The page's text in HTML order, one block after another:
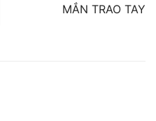
MẮN TRAO TAY